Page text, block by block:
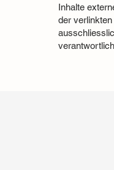
Inhalte
der